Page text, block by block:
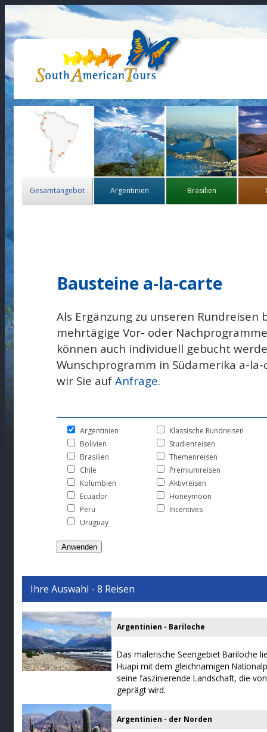
Gesamtangebot Argentinien Brasilien
Bausteine a-la-carte
Als Ergänzung zu unseren
mehrtägige Vor- oder
können auch individuell gebucht
Wunschprogramm in Südamerika a-
wir Sie aufAnfrage.
Argentinien
Bolivien
Brasilien
Chile
Kolumbien
Ecuador
Peru
Uruguay
Klassische Rundreisen
Studienreisen
Themenreisen
Premiumreisen
Aktivreisen
Honeymoon
Incentives
Ihre Auswahl - 8 Reisen
Argentinien - Bariloche
Das malerische Seengebiet Bariloche
Huapi mit dem gleichnamigen
seine faszinierende Landschaft, die
geprägt wird.
Argentinien - der Norden